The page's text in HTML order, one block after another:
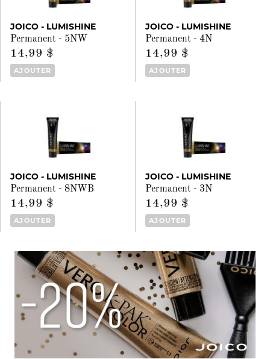
JOICO - LUMISHINE
Permanent - 5NW
14,99 $
AJOUTER
JOICO - LUMISHINE
Permanent - 4N
14,99 $
AJOUTER
JOICO - LUMISHINE
Permanent - 8NWB
14,99 $
AJOUTER
JOICO - LUMISHINE
Permanent - 3N
14,99 $
AJOUTER